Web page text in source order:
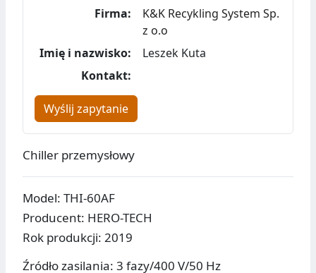
Firma:
K&K Recykling System Sp.
z o.o
Imię i nazwisko:
Leszek Kuta
Kontakt:
Wyślij zapytanie
Chiller przemysłowy
Model: THI-60AF
Producent: HERO-TECH
Rok produkcji: 2019
Źródło zasilania: 3 fazy/400 V/50 Hz